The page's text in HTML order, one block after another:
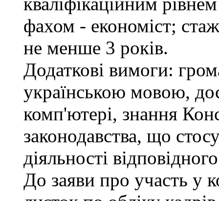
фахом - економіст;
не менше 3 років.
Додаткові вимоги:
українською мовою,
комп'ютері, знання
законодавства, що
діяльності
До заяви про участь у